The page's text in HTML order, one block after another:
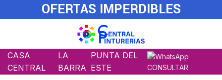
OFERTAS IMPERDIBLES
CASA
CENTRAL
LA
BARRA
PUNTA DEL
ESTE
CONSULTAR